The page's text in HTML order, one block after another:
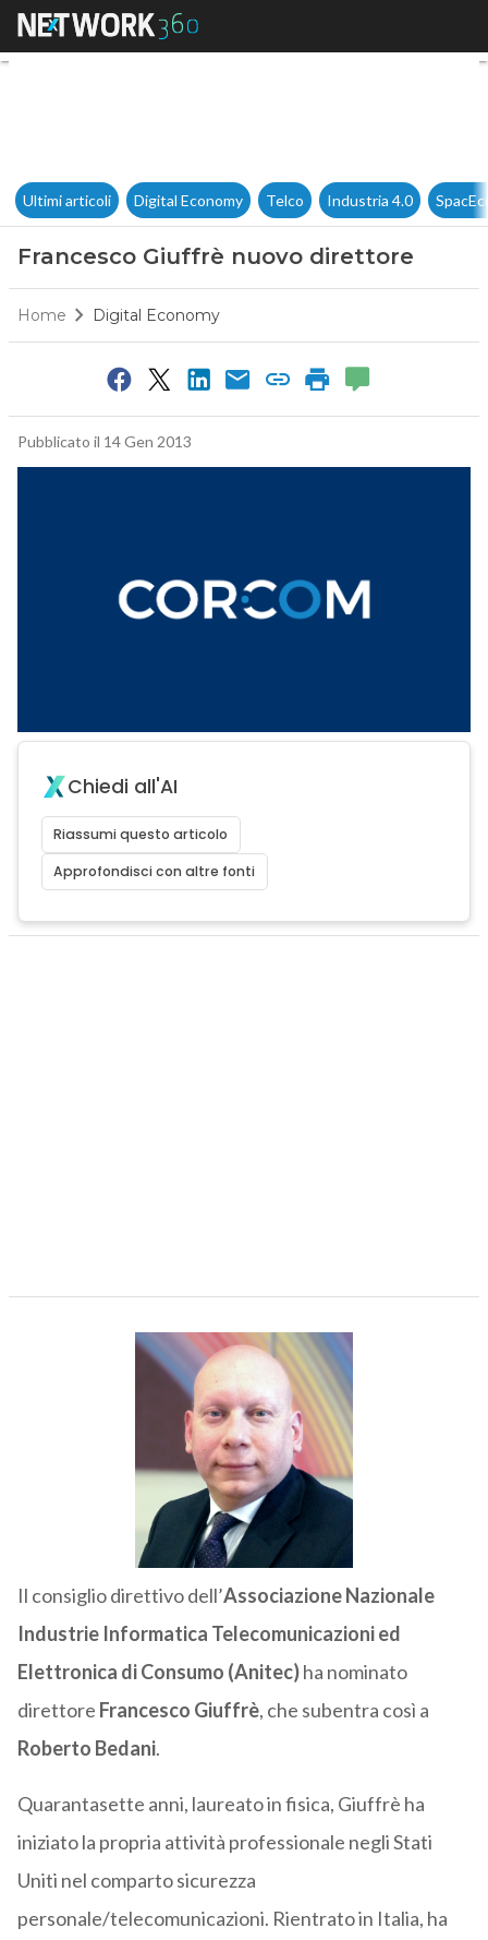
Francesco Giuffrè nuovo
Ultimi articoli Digital Economy Telco Industria 4.0
Francesco Giuffrè nuovo direttore
Home Digital Economy
Pubblicato il 14 Gen 2013
Chiedi all'AI
Riassumi questo articolo
Approfondisci con altre fonti
Il consiglio direttivo dell’Associazione Nazionale
Industrie Informatica Telecomunicazioni ed
Elettronica di Consumo (Anitec)ha nominato
direttore Francesco Giuffrè, che subentra così a
Roberto Bedani.
Quarantasette anni, laureato in fisica, Giuffrè ha
iniziato la propria attività professionale negli Stati
Uniti nel comparto sicurezza
personale/telecomunicazioni. Rientrato in Italia, ha